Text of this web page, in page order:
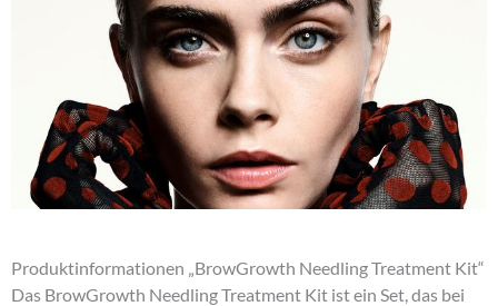
Produktinformationen „BrowGrowth Needling Treatment Kit“
Das BrowGrowth Needling Treatment Kit ist ein Set, das bei